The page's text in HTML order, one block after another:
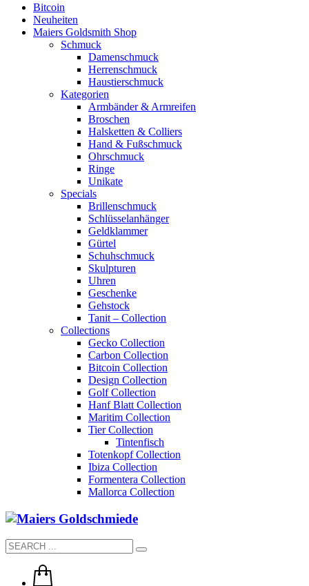
Bitcoin
Neuheiten
Maiers Goldsmith Shop
Schmuck
Damenschmuck
Herrenschmuck
Haustierschmuck
Kategorien
Armbänder & Armreifen
Broschen
Halsketten & Colliers
Hand & Fußschmuck
Ohrschmuck
Ringe
Unikate
Specials
Brillenschmuck
Schlüsselanhänger
Geldklammer
Gürtel
Schuhschmuck
Skulpturen
Uhren
Geschenke
Gehstock
Tanit – Collection
Collections
Gecko Collection
Carbon Collection
Bitcoin Collection
Design Collection
Golf Collection
Hanf Blatt Collection
Maritim Collection
Tier Collection
Tintenfisch
Totenkopf Collection
Ibiza Collection
Formentera Collection
Mallorca Collection